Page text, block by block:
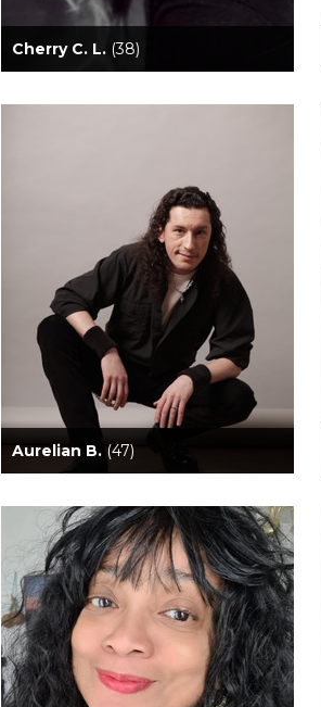
Cherry C. L. (38)
Aurelian B. (47)